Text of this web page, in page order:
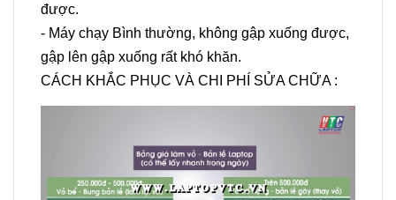
được.
- Máy chạy Bình thường, không gập xuống được,
gập lên gập xuống rất khó khăn.
CÁCH KHẮC PHỤC VÀ CHI PHÍ SỬA CHỮA :